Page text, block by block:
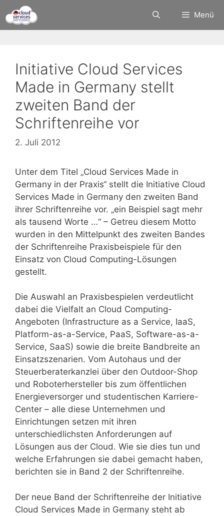
Inhalt
springen
Menü
Initiative Cloud Services
Made in Germany stellt
zweiten Band der
Schriftenreihe vor
2. Juli 2012
Unter dem Titel „Cloud Services Made in
Germany in der Praxis“ stellt die Initiative Cloud
Services Made in Germany den zweiten Band
ihrer Schriftenreihe vor. „ein Beispiel sagt mehr
als tausend Worte …“ – Getreu diesem Motto
wurden in den Mittelpunkt des zweiten Bandes
der Schriftenreihe Praxisbeispiele für den
Einsatz von Cloud Computing-Lösungen
gestellt.
Die Auswahl an Praxisbespielen verdeutlicht
dabei die Vielfalt an Cloud Computing-
Angeboten (Infrastructure as a Service, IaaS,
Platform-as-a-Service, PaaS, Software-as-a-
Service, SaaS) sowie die breite Bandbreite an
Einsatzszenarien. Vom Autohaus und der
Steuerberaterkanzlei über den Outdoor-Shop
und Roboterhersteller bis zum öffentlichen
Energieversorger und studentischen Karriere-
Center – alle diese Unternehmen und
Einrichtungen setzen mit ihren
unterschiedlichsten Anforderungen auf
Lösungen aus der Cloud. Wie sie dies tun und
welche Erfahrungen sie dabei gemacht haben,
berichten sie in Band 2 der Schriftenreihe.
Der neue Band der Schriftenreihe der Initiative
Cloud Services Made in Germany steht ab